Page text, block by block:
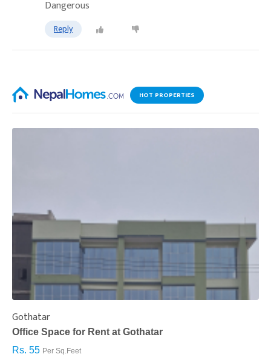
Dangerous
Reply
HOT PROPERTIES
Gothatar
Office Space for Rent at Gothatar
Rs. 55 Per Sq.Feet